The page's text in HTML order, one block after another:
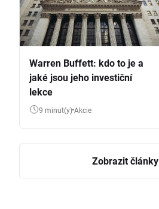
Warren Buffett: kdo to je a
jaké jsou jeho investiční
lekce
9 minut(y) Akcie
Zobrazit články